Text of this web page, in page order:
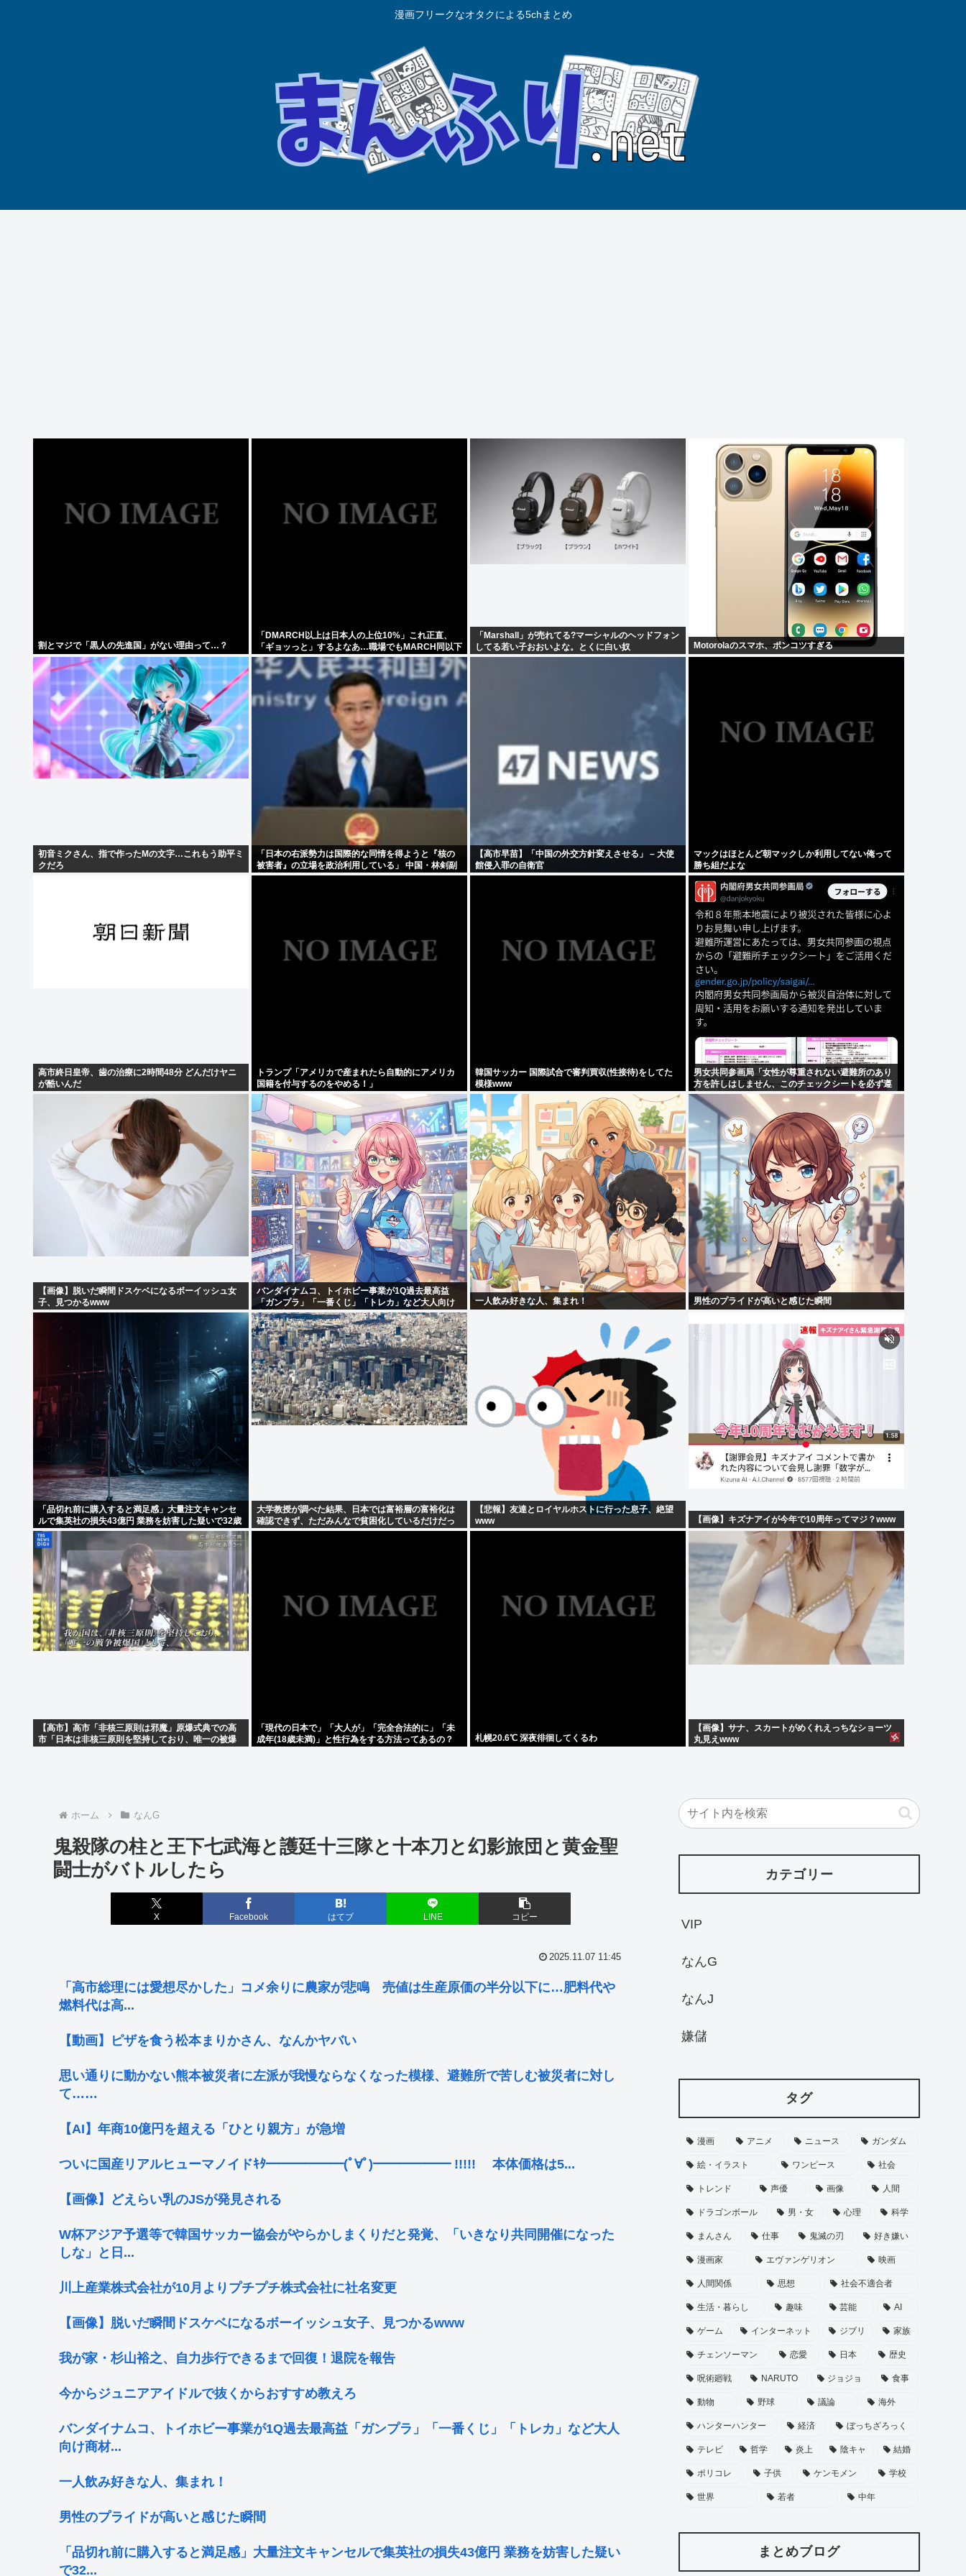
漫画フリークなオタクによる5chまとめ
割とマジで「黒人の先進国」がない理由って…？
「DMARCH以上は日本人の上位10%」これ正直、
「ギョッっと」するよなあ…職場でもMARCH同以下
の低学歴とかあんまり観ない
「Marshall」が売れてる?マーシャルのヘッドフォン
してる若い子おおいよな。とくに白い奴
Motorolaのスマホ、ポンコツすぎる
初音ミクさん、指で作ったMの文字…これもう助平ミ
クだろ
「日本の右派勢力は国際的な同情を得ようと『核の
被害者』の立場を政治利用している」 中国・林剣副
報道局長
【高市早苗】「中国の外交方針変えさせる」 – 大使
館侵入罪の自衛官
マックはほとんど朝マックしか利用してない俺って
勝ち組だよな
高市終日皇帝、歯の治療に2時間48分 どんだけヤニ
が酷いんだ
トランプ「アメリカで産まれたら自動的にアメリカ
国籍を付与するのをやめる！」
韓国サッカー 国際試合で審判買収(性接待)をしてた
模様www
男女共同参画局「女性が尊重されない避難所のあり
方を許しはしません、このチェックシートを必ず遵
守してください」
【画像】脱いだ瞬間ドスケベになるボーイッシュ女
子、見つかるwww
バンダイナムコ、トイホビー事業が1Q過去最高益
「ガンプラ」「一番くじ」「トレカ」など大人向け
商材好調で
一人飲み好きな人、集まれ！ 男性のプライドが高いと感じた瞬間
「品切れ前に購入すると満足感」大量注文キャンセ
ルで集英社の損失43億円 業務を妨害した疑いで32歳
女を逮捕
大学教授が調べた結果、日本では富裕層の富裕化は
確認できず、ただみんなで貧困化しているだけだっ
た
【悲報】友達とロイヤルホストに行った息子、絶望
www
【画像】キズナアイが今年で10周年ってマジ？www
【高市】高市「非核三原則は邪魔」原爆式典での高
市「日本は非核三原則を堅持しており、唯一の被爆
「現代の日本で」「大人が」「完全合法的に」「未
成年(18歳未満)」と性行為をする方法ってあるの？
札幌20.6℃ 深夜徘徊してくるわ
【画像】サナ、スカートがめくれえっちなショーツ
丸見えwww
ホーム なんG
鬼殺隊の柱と王下七武海と護廷十三隊と十本刀と幻影旅団と黄金聖
闘士がバトルしたら
X Facebook はてブ LINE コピー
2025.11.07 11:45
「高市総理には愛想尽かした」コメ余りに農家が悲鳴 売値は生産原価の半分以下に…肥料代や
燃料代は高...
【動画】ピザを食う松本まりかさん、なんかヤバい
思い通りに動かない熊本被災者に左派が我慢ならなくなった模様、避難所で苦しむ被災者に対し
て……
【AI】年商10億円を超える「ひとり親方」が急増
ついに国産リアルヒューマノイドｷﾀ━━━━━━(ﾟ∀ﾟ)━━━━━━ !!!!! 本体価格は5...
【画像】どえらい乳のJSが発見される
W杯アジア予選等で韓国サッカー協会がやらかしまくりだと発覚、「いきなり共同開催になった
しな」と日...
川上産業株式会社が10月よりプチプチ株式会社に社名変更
【画像】脱いだ瞬間ドスケベになるボーイッシュ女子、見つかるwww
我が家・杉山裕之、自力歩行できるまで回復！退院を報告
今からジュニアアイドルで抜くからおすすめ教えろ
バンダイナムコ、トイホビー事業が1Q過去最高益「ガンプラ」「一番くじ」「トレカ」など大人
向け商材...
一人飲み好きな人、集まれ！
男性のプライドが高いと感じた瞬間
「品切れ前に購入すると満足感」大量注文キャンセルで集英社の損失43億円 業務を妨害した疑い
で32...
カテゴリー
VIP
なんG
なんJ
嫌儲
タグ
漫画 アニメ ニュース ガンダム
絵・イラスト ワンピース 社会
トレンド 声優 画像 人間
ドラゴンボール 男・女 心理 科学
まんさん 仕事 鬼滅の刃 好き嫌い
漫画家 エヴァンゲリオン 映画
人間関係 思想 社会不適合者
生活・暮らし 趣味 芸能 AI
ゲーム インターネット ジブリ 家族
チェンソーマン 恋愛 日本 歴史
呪術廻戦 NARUTO ジョジョ 食事
動物 野球 議論 海外
ハンターハンター 経済 ぼっちざろっく
テレビ 哲学 炎上 陰キャ 結婚
ポリコレ 子供 ケンモメン 学校
世界 若者 中年
まとめブログ